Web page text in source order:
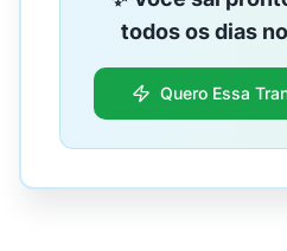
todos os dias
Quero Essa